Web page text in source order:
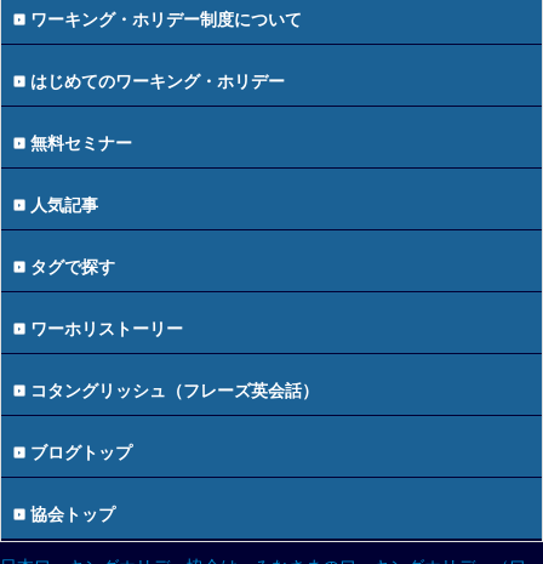
ワーキング・ホリデー制度について
はじめてのワーキング・ホリデー
無料セミナー
人気記事
タグで探す
ワーホリストーリー
コタングリッシュ（フレーズ英会話）
ブログトップ
協会トップ